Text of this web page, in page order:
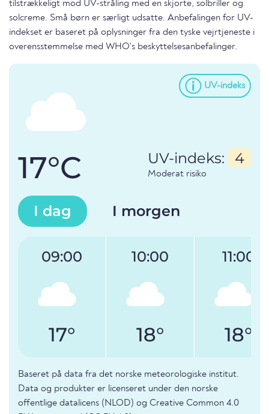
tilstrækkeligt mod UV-stråling med en skjorte, solbriller og
solcreme. Små børn er særligt udsatte. Anbefalingen for UV-
indekset er baseret på oplysninger fra den tyske vejrtjeneste i
overensstemmelse med WHO's beskyttelsesanbefalinger.
UV-indeks
17°C UV-indeks: 4
Moderat risiko
I dag I morgen
09:00
17°
10:00
18°
11:00
18°
Baseret på data fra det norske meteorologiske institut.
Data og produkter er licenseret under den norske
offentlige datalicens (NLOD) og Creative Common 4.0